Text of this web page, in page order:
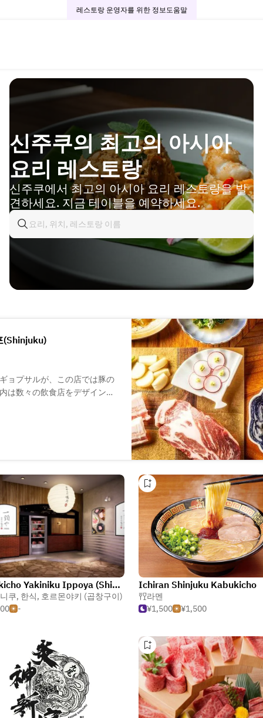
레스토랑 운영자를 위한 정보도움말
신주쿠의 최고의 아시아
요리 레스토랑
신주쿠에서 최고의 아시아 요리 레스토랑을 발
견하세요. 지금 테이블을 예약하세요.
(Shinjuku)
ョプサルが、この店では豚の
は数々の飲食店をデザインし
Kabukicho Yakiniku Ippoya (Shinjuku Ward Office Street Branch)
쿠, 한식, 호르몬야키 (곱창구이)
-
Ichiran Shinjuku Kabukicho
라멘
¥1,500
¥1,500